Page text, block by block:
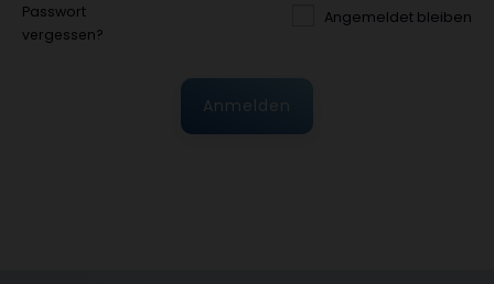
Passwort
vergessen?
Angemeldet bleiben
Anmelden